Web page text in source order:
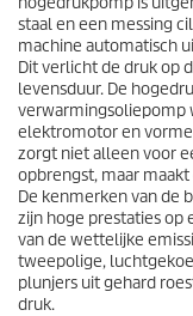
i
n
g
e
n
staal en een messing
machine automatisch
Dit verlicht de druk op
levensduur. De
verwarmingsoliepomp
elektromotor en
zorgt niet alleen voor
opbrengst, maar
De kenmerken van de
zijn hoge prestaties op
van de wettelijke
tweepolige,
plunjers uit gehard
druk.